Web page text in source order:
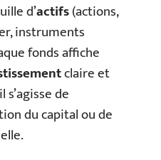
d’actifs(actions,
instruments
fonds affiche
claire et
de
du capital ou de